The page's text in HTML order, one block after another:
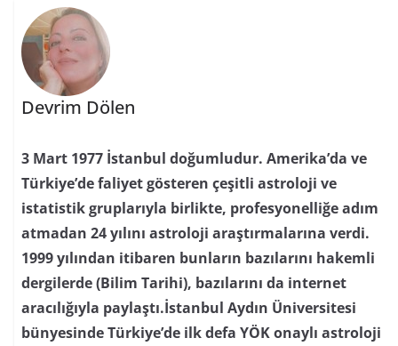
Devrim Dölen
3 Mart 1977 İstanbul doğumludur. Amerika’da ve
Türkiye’de faliyet gösteren çeşitli astroloji ve
istatistik gruplarıyla birlikte, profesyonelliğe adım
atmadan 24 yılını astroloji araştırmalarına verdi.
1999 yılından itibaren bunların bazılarını hakemli
dergilerde (Bilim Tarihi), bazılarını da internet
aracılığıyla paylaştı.İstanbul Aydın Üniversitesi
bünyesinde Türkiye’de ilk defa YÖK onaylı astroloji